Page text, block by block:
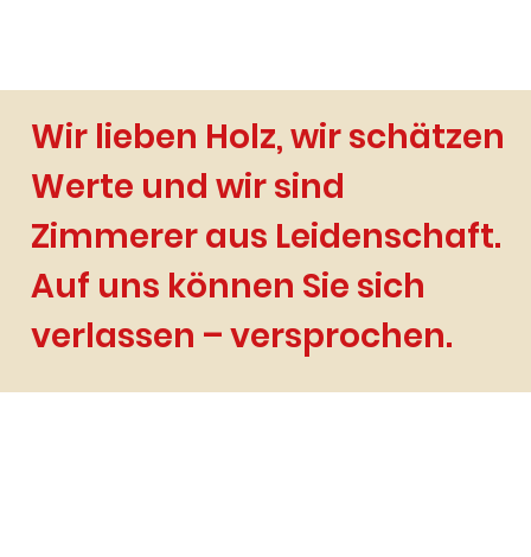
Wir lieben Holz, wir schätzen
Werte und wir sind
Zimmerer aus Leidenschaft.
Auf uns können Sie sich
verlassen – versprochen.